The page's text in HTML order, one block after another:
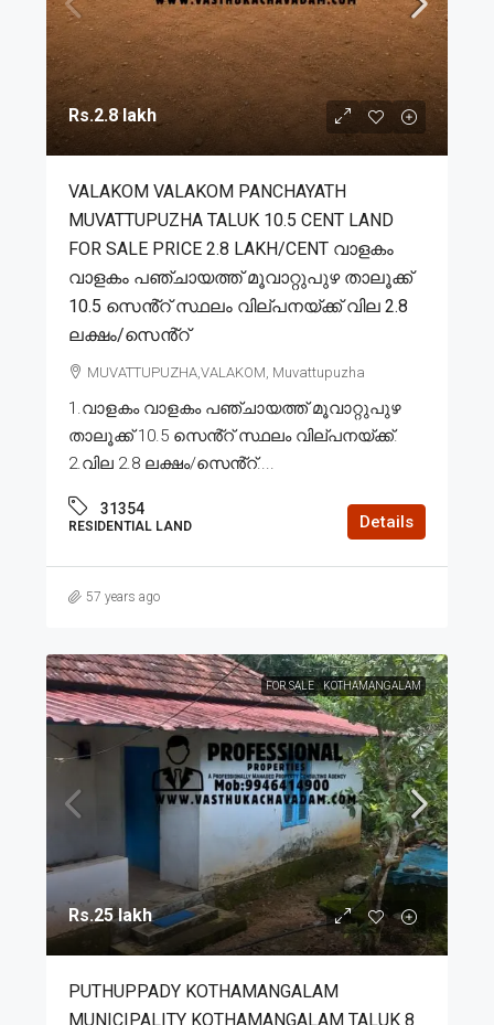
Rs.2.8 lakh
VALAKOM VALAKOM PANCHAYATH
MUVATTUPUZHA TALUK 10.5 CENT LAND
FOR SALE PRICE 2.8 LAKH/CENT വാളകം
വാളകം പഞ്ചായത്ത് മൂവാറ്റുപുഴ താലൂക്ക്
10.5 സെൻ്റ് സ്ഥലം വില്പനയ്ക്ക് വില 2.8
ലക്ഷം/സെൻ്റ്
MUVATTUPUZHA,VALAKOM, Muvattupuzha
1.വാളകം വാളകം പഞ്ചായത്ത് മൂവാറ്റുപുഴ
താലൂക്ക് 10.5 സെൻ്റ് സ്ഥലം വില്പനയ്ക്ക്.
2.വില 2.8 ലക്ഷം/സെൻ്റ്....
31354
RESIDENTIAL LAND Details
57 years ago
FOR SALE KOTHAMANGALAM
Rs.25 lakh
PUTHUPPADY KOTHAMANGALAM
MUNICIPALITY KOTHAMANGALAM TALUK 8